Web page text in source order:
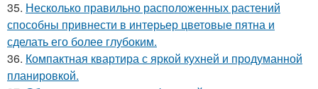
35. Несколько правильно расположенных растений
способны привнести в интерьер цветовые пятна и
сделать его более глубоким.
36. Компактная квартира с яркой кухней и продуманной
планировкой.